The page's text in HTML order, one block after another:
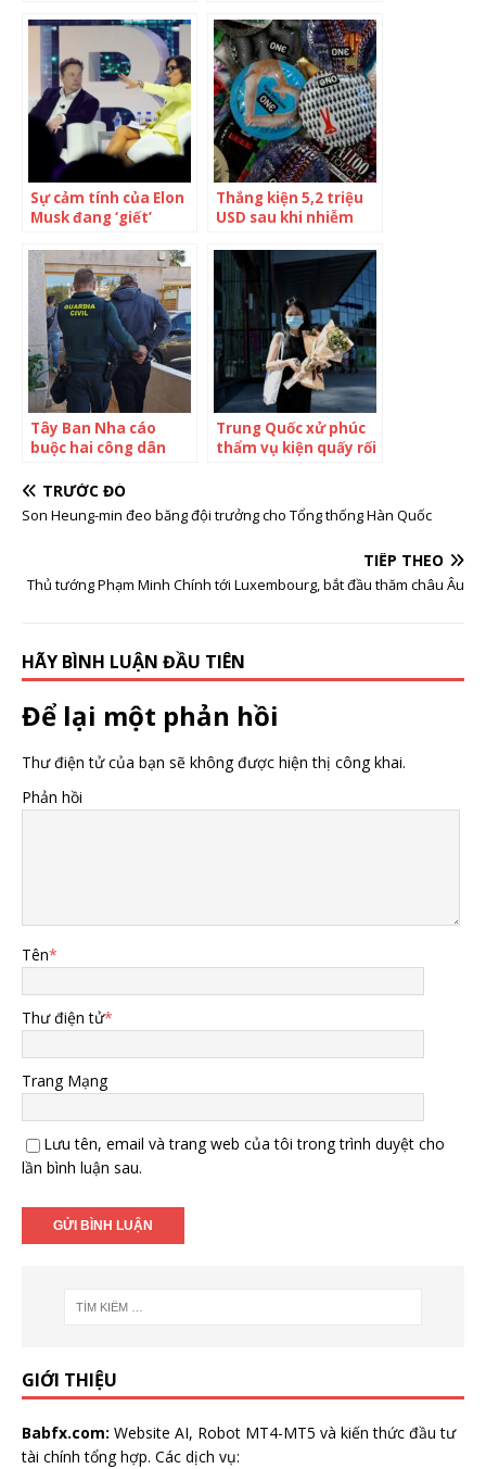
phương
4.000 nạn nhân mắc
bẫy
Sự cảm tính của Elon
Musk đang ‘giết’
chưa làm nên
chuyện, nhân viên
phải chuẩn bị tinh
thần bị quấy rối
Thắng kiện 5,2 triệu
USD sau khi nhiễm
Tây Ban Nha cáo
buộc hai công dân
dục’
Trung Quốc xử phúc
thẩm vụ kiện quấy rối
TRƯỚC ĐÓ
Son Heung-min đeo băng đội trưởng cho Tổng thống Hàn Quốc
TIẾP THEO
Thủ tướng Phạm Minh Chính tới Luxembourg, bắt đầu thăm châu Âu
HÃY BÌNH LUẬN ĐẦU TIÊN
Để lại một phản hồi
Thư điện tử của bạn sẽ không được hiện thị công khai.
Phản hồi
Tên*
Thư điện tử*
Trang Mạng
Lưu tên, email và trang web của tôi trong trình duyệt cho
lần bình luận sau.
GIỚI THIỆU
Babfx.com: Website AI, Robot MT4-MT5 và kiến thức đầu tư
tài chính tổng hợp. Các dịch vụ: